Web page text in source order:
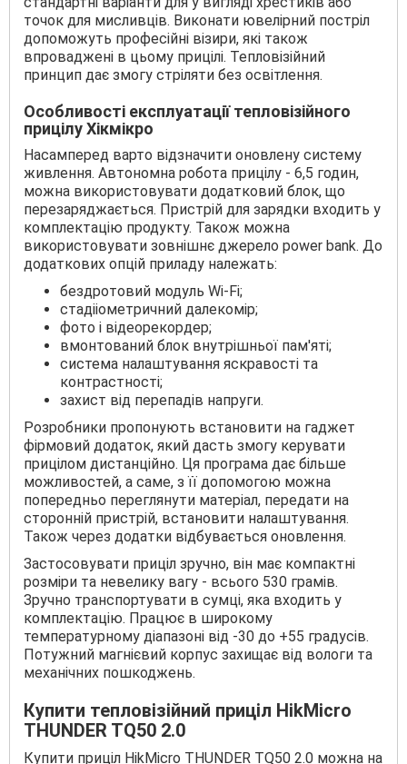
точок для мисливців. Виконати ювелірний постріл
допоможуть професійні візири, які також
впроваджені в цьому прицілі. Тепловізійний
принцип дає змогу стріляти без освітлення.
Особливості експлуатації тепловізійного
прицілу Хікмікро
Насамперед варто відзначити оновлену систему
живлення. Автономна робота прицілу - 6,5 годин,
можна використовувати додатковий блок, що
перезаряджається. Пристрій для зарядки входить у
комплектацію продукту. Також можна
використовувати зовнішнє джерело power bank. До
додаткових опцій приладу належать:
бездротовий модуль Wi-Fi;
стадііометричний далекомір;
фото і відеорекордер;
вмонтований блок внутрішньої пам'яті;
система налаштування яскравості та
контрастності;
захист від перепадів напруги.
Розробники пропонують встановити на гаджет
фірмовий додаток, який дасть змогу керувати
прицілом дистанційно. Ця програма дає більше
можливостей, а саме, з її допомогою можна
попередньо переглянути матеріал, передати на
сторонній пристрій, встановити налаштування.
Також через додатки відбувається оновлення.
Застосовувати приціл зручно, він має компактні
розміри та невелику вагу - всього 530 грамів.
Зручно транспортувати в сумці, яка входить у
комплектацію. Працює в широкому
температурному діапазоні від -30 до +55 градусів.
Потужний магнієвий корпус захищає від вологи та
механічних пошкоджень.
Купити тепловізійний приціл HikMicro
THUNDER TQ50 2.0
Купити приціл HikMicro THUNDER TQ50 2.0 можна на